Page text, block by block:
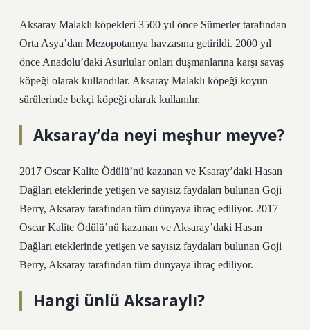
Aksaray Malaklı köpekleri 3500 yıl önce Sümerler tarafından
Orta Asya’dan Mezopotamya havzasına getirildi. 2000 yıl
önce Anadolu’daki Asurlular onları düşmanlarına karşı savaş
köpeği olarak kullandılar. Aksaray Malaklı köpeği koyun
sürülerinde bekçi köpeği olarak kullanılır.
Aksaray’da neyi meşhur meyve?
2017 Oscar Kalite Ödülü’nü kazanan ve Ksaray’daki Hasan
Dağları eteklerinde yetişen ve sayısız faydaları bulunan Goji
Berry, Aksaray tarafından tüm dünyaya ihraç ediliyor. 2017
Oscar Kalite Ödülü’nü kazanan ve Aksaray’daki Hasan
Dağları eteklerinde yetişen ve sayısız faydaları bulunan Goji
Berry, Aksaray tarafından tüm dünyaya ihraç ediliyor.
Hangi ünlü Aksaraylı?